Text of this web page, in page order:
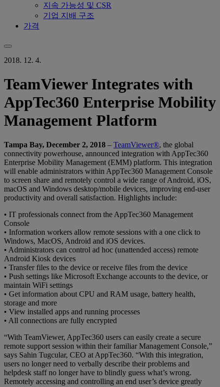
지속 가능성 및 CSR
기업 지배 구조
가격
2018. 12. 4.
TeamViewer Integrates with
AppTec360 Enterprise Mobility
Management Platform
Tampa Bay, December 2, 2018 – TeamViewer®, the global
connectivity powerhouse, announced integration with AppTec360
Enterprise Mobility Management (EMM) platform. This integration
will enable administrators within AppTec360 Management Console
to screen share and remotely control a wide range of Android, iOS,
macOS and Windows desktop/mobile devices, improving end-user
productivity and overall satisfaction. Highlights include:
• IT professionals connect from the AppTec360 Management
Console
• Information workers allow remote sessions with a one click to
Windows, MacOS, Android and iOS devices.
• Administrators can control ad hoc (unattended access) remote
Android Kiosk devices
• Transfer files to the device or receive files from the device
• Push settings like Microsoft Exchange accounts to the device, or
maintain WiFi settings
• Get information about CPU and RAM usage, battery health,
storage and more
• View installed apps and running processes
• All connections are fully encrypted
“With TeamViewer, AppTec360 users can easily create a secure
remote support session within their familiar Management Console,”
says Sahin Tugcular, CEO at AppTec360. “With this integration,
users no longer need to verbally describe their problems and
helpdesk staff no longer have to blindly guess what’s wrong.
Remotely accessing and controlling an end user’s device greatly